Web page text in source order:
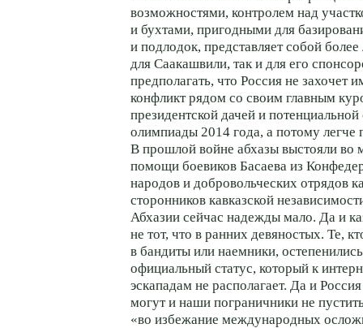
возможностями, контролем над
и бухтами, пригодными для
и подлодок, представляет собой
для Саакашвили, так и для его
предполагать, что Россия не захочет
конфликт рядом со своим главным
президентской дачей и
олимпиады 2014 года, а потому легче
В прошлой войне абхазы выстояли во
помощи боевиков Басаева из
народов и добровольческих отрядов
сторонников кавказской
Абхазии сейчас надежды мало. Да и
не тот, что в ранних девяностых. Те,
в бандиты или наемники,
официальный статус, который к
эскападам не располагает. Да и
могут и наши пограничники не
«во избежание международных